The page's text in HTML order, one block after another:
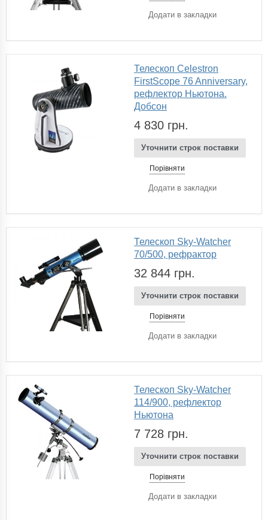
Додати в закладки
Телескоп Celestron
FirstScope 76 Anniversary,
рефлектор Ньютона.
Добсон
4 830 грн.
Уточнити строк поставки
Порівняти
Додати в закладки
Телескоп Sky-Watcher
70/500, рефрактор
32 844 грн.
Уточнити строк поставки
Порівняти
Додати в закладки
Телескоп Sky-Watcher
114/900, рефлектор
Ньютона
7 728 грн.
Уточнити строк поставки
Порівняти
Додати в закладки